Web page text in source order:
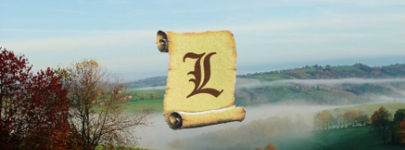
content
main
navigation
footer